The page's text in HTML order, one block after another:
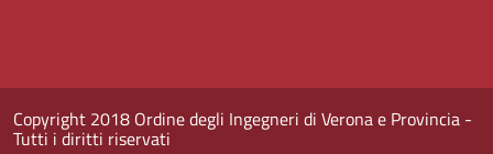
Copyright 2018 Ordine degli Ingegneri di Verona e Provincia -
Tutti i diritti riservati